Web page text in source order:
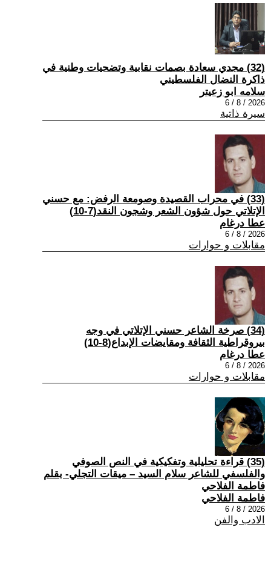
(32) مجدي سعادة بصمات نقابية وتضحيات وطنية في
ذاكرة النضال الفلسطيني
سلامه ابو زعيتر
2026 / 8 / 6
سيرة ذاتية
(33) في محراب القصيدة وصومعة الرفض: مع حسني
الإتلاتي حول شؤون الشعر وشجون النقد(7-10)
عطا درغام
2026 / 8 / 6
مقابلات و حوارات
(34) صرخة الشاعر حسني الإتلاتي في وجه
بيروقراطية الثقافة ومقايضات الإبداع(8-10)
عطا درغام
2026 / 8 / 6
مقابلات و حوارات
(35) قراءة تحليلية وتفكيكية في النص الصوفي
والفلسفي للشاعر سلام السيد – ميقات التجلي- بقلم
فاطمة الفلاحي
فاطمة الفلاحي
2026 / 8 / 6
الادب والفن